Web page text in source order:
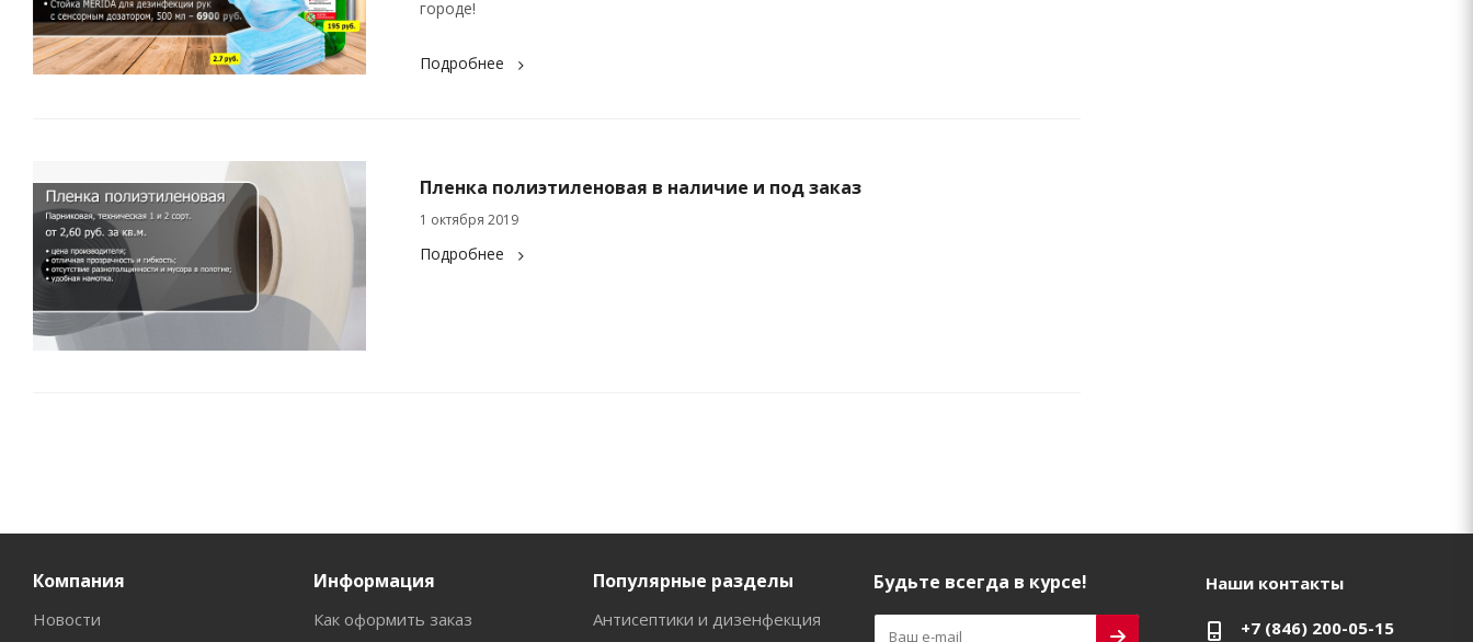
городе!
Подробнее
Пленка полиэтиленовая в наличие и под заказ
1 октября 2019
Подробнее
Компания
Новости
Информация
Как оформить заказ
Популярные разделы
Антисептики и дизенфекция
Будьте всегда в курсе! Наши контакты
+7 (846) 200-05-15